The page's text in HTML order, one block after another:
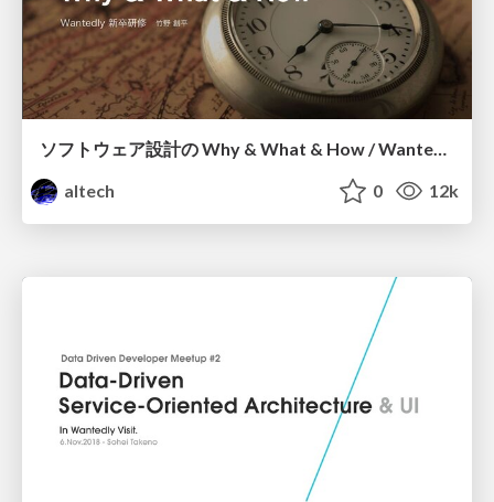
ソフトウェア設計の Why & What & How / Wantedly 新卒研修
altech
0 12k